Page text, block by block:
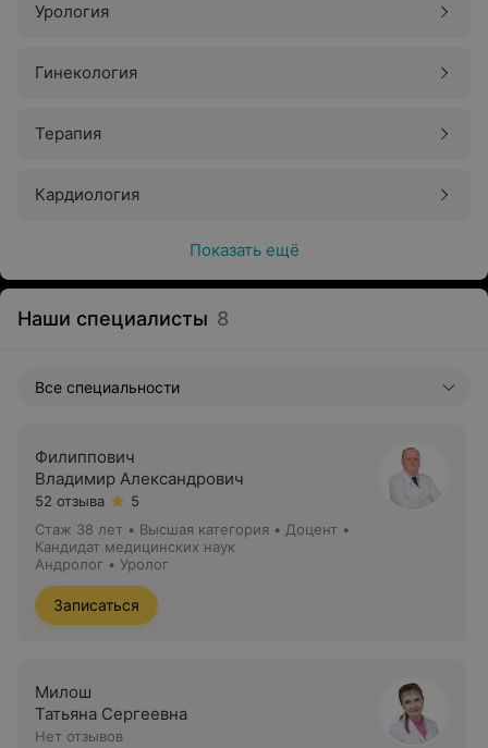
Урология
Гинекология
Терапия
Кардиология
Показать ещё
Наши специалисты 8
Все специальности
Филиппович
Владимир Александрович
52 отзыва
5
Стаж 38 лет • Высшая категория • Доцент •
Кандидат медицинских наук
Андролог • Уролог
Записаться
Милош
Татьяна Сергеевна
Нет отзывов